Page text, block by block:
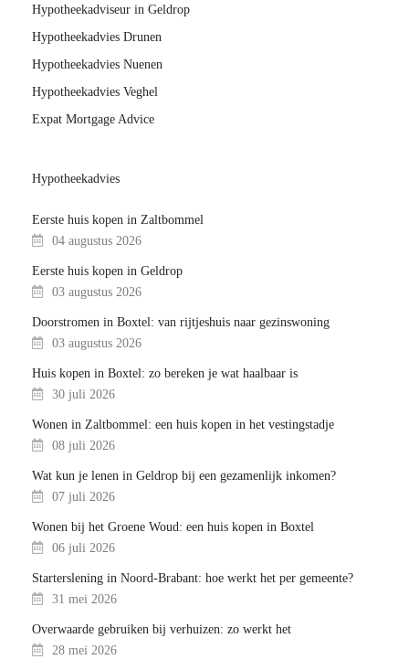
Hypotheekadviseur in Geldrop
Hypotheekadvies Drunen
Hypotheekadvies Nuenen
Hypotheekadvies Veghel
Expat Mortgage Advice
Hypotheekadvies
Eerste huis kopen in Zaltbommel
04 augustus 2026
Eerste huis kopen in Geldrop
03 augustus 2026
Doorstromen in Boxtel: van rijtjeshuis naar gezinswoning
03 augustus 2026
Huis kopen in Boxtel: zo bereken je wat haalbaar is
30 juli 2026
Wonen in Zaltbommel: een huis kopen in het vestingstadje
08 juli 2026
Wat kun je lenen in Geldrop bij een gezamenlijk inkomen?
07 juli 2026
Wonen bij het Groene Woud: een huis kopen in Boxtel
06 juli 2026
Starterslening in Noord-Brabant: hoe werkt het per gemeente?
31 mei 2026
Overwaarde gebruiken bij verhuizen: zo werkt het
28 mei 2026